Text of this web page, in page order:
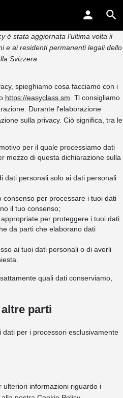
è stata aggiornata l'ultima volta il
e ai residenti permanenti legali dello
Svizzera.
spieghiamo cosa facciamo con i
https://easyclass.sm . Ti consigliamo
Durante l'elaborazione
sulla privacy. Ciò significa, tra le
per il quale processiamo dati
mezzo di questa dichiarazione sulla
dati personali solo ai dati personali
consenso per processare i tuoi dati
il tuo consenso;
per proteggere i tuoi dati
da parti che elaborano dati
ai tuoi dati personali o di averli
quali dati conserviamo,
parti
per i processori esclusivamente
ulteriori informazioni riguardo i